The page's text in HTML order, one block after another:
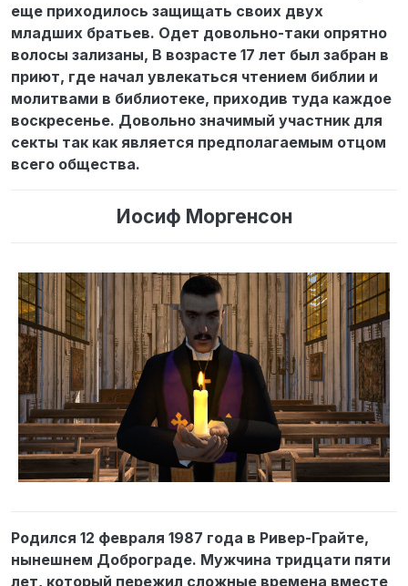
еще приходилось защищать своих двух
младших братьев. Одет довольно-таки опрятно
волосы зализаны, В возрасте 17 лет был забран в
приют, где начал увлекаться чтением библии и
молитвами в библиотеке, приходив туда каждое
воскресенье. Довольно значимый участник для
секты так как является предполагаемым отцом
всего общества.
Иосиф Моргенсон
Родился 12 февраля 1987 года в Ривер-Грайте,
нынешнем Доброграде. Мужчина тридцати пяти
лет, который пережил сложные времена вместе